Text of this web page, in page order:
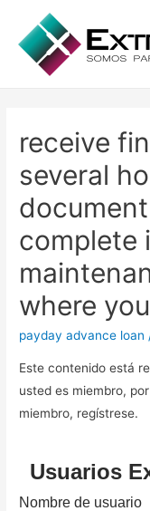
receive
several
complete
where
payday advance loan
Este contenido está
usted es miembro,
miembro, regístrese.
Usuarios
Nombre de usuario